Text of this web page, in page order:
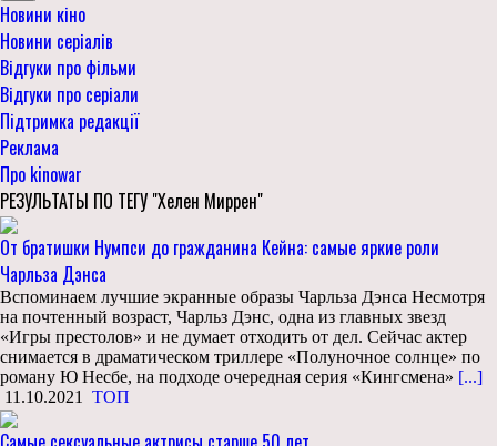
Новини кіно
Новини серіалів
Відгуки про фільми
Відгуки про серіали
Підтримка редакції
Реклама
Про kinowar
РЕЗУЛЬТАТЫ ПО ТЕГУ "Хелен Миррен"
От братишки Нумпси до гражданина Кейна: самые яркие роли
Чарльза Дэнса
Вспоминаем лучшие экранные образы Чарльза Дэнса Несмотря
на почтенный возраст, Чарльз Дэнс, одна из главных звезд
«Игры престолов» и не думает отходить от дел. Сейчас актер
снимается в драматическом триллере «Полуночное солнце» по
роману Ю Несбе, на подходе очередная серия «Кингсмена» [...]
11.10.2021
ТОП